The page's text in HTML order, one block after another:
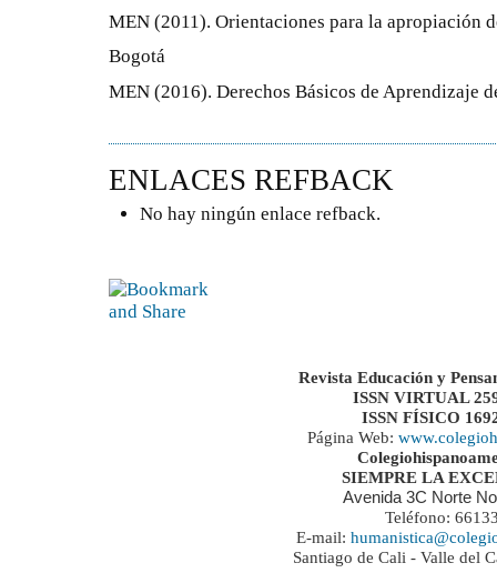
MEN (2011). Orientaciones para la apropiación
Bogotá
MEN (2016). Derechos Básicos de Aprendizaje
ENLACES REFBACK
No hay ningún enlace refback.
Revista Educación y
ISSN VIRTUAL
ISSN FÍSICO
Página Web:
SIEMPRE LA
Avenida 3C Norte
Teléfono:
E-mail:
Santiago de Cali - Valle del